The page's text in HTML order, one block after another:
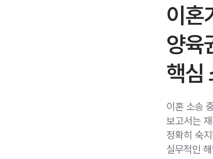
이혼
양육
핵심
이혼 소송
보고서는
정확히 숙
실무적인